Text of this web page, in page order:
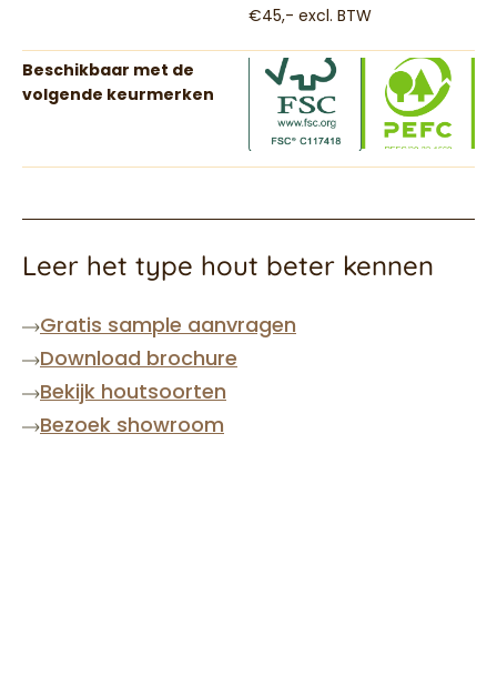
€45,- excl. BTW
Beschikbaar met de
volgende keurmerken
Leer het type hout beter kennen
Gratis sample aanvragen
Download brochure
Bekijk houtsoorten
Bezoek showroom